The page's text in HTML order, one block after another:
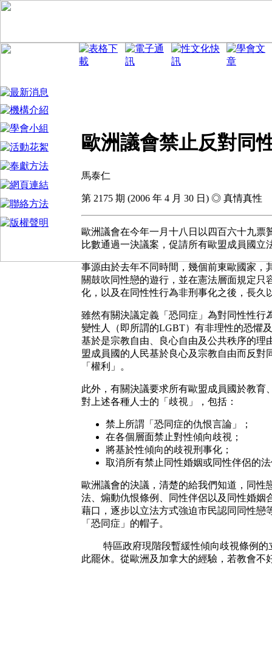
歐洲議會禁止反對同
馬泰仁
第 2175 期 (2006 年 4 月 30 日) ◎ 真情真性
歐洲議會在今年一月十八日以四百六十九
比數通過一決議案，促請所有歐盟成員國立
事源由於去年不同時間，幾個前東歐國家，
關鼓吹同性戀的遊行，並在憲法層面規定
化，以及在同性性行為非刑事化之後，長久
雖然有關決議定義「恐同症」為對同性性行
變性人（即所謂的LGBT）有非理性的恐懼
基於是宗教自由、良心自由及公共秩序的理
盟成員國的人民基於良心及宗教自由而反
「權利」。
此外，有關決議要求所有歐盟成員國於教
對上述各種人士的「歧視」，包括：
禁上所謂「恐同症的仇恨言論」；
在各個層面禁止對性傾向歧視；
將基於性傾向的歧視刑事化；
取消所有禁止同性婚姻或同性伴侶的
歐洲議會的決議，清楚的給我們知道，同
法、煽動仇恨條例、同性伴侶以及同性婚姻
藉口，逐步以立法方式強迫市民認同同性戀
「恐同症」的帽子。
特區政府現階段暫緩性傾向歧視條例的
此罷休。從歐洲及加拿大的經驗，若教會